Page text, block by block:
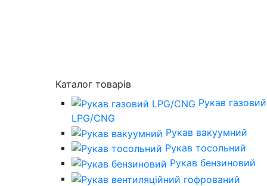
Каталог товарів
Рукав газовий
LPG/CNG
Рукав вакуумний
Рукав тосольний
Рукав бензиновий